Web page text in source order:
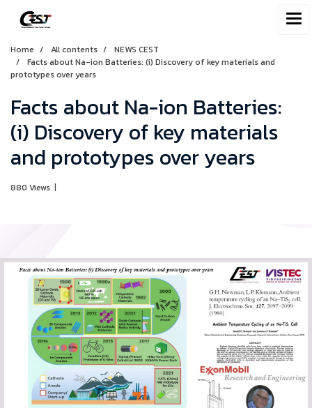
Home All contents
NEWS CEST
Facts about Na-ion Batteries: (i) Discovery of key materials and
prototypes over years
Facts about Na-ion Batteries:
(i) Discovery of key materials
and prototypes over years
880 Views |